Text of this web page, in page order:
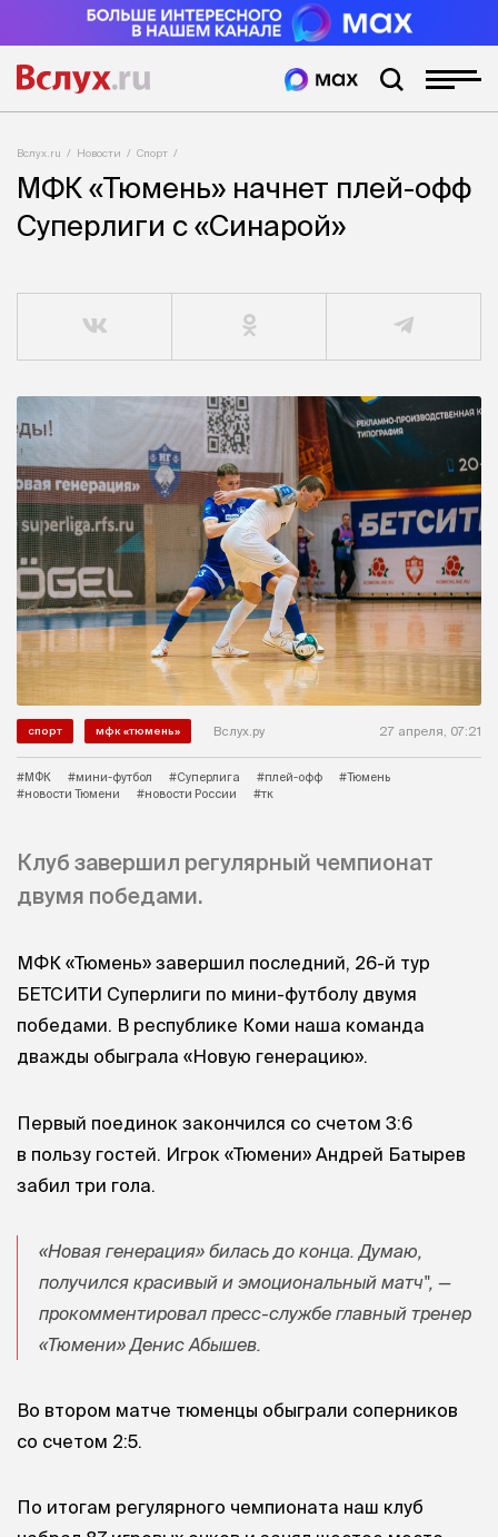
Вслух.ru Новости Спорт
МФК «Тюмень» начнет плей-офф
Суперлиги с «Синарой»
спорт мфк «тюмень» Вслух.ру 27 апреля, 07:21
#МФК #мини-футбол #Суперлига #плей-офф
#Тюмень
#новости Тюмени
#новости России #тк
Клуб завершил регулярный чемпионат
двумя победами.
МФК «Тюмень» завершил последний, 26-й тур
БЕТСИТИ Суперлиги по мини-футболу двумя
победами. В республике Коми наша команда
дважды обыграла «Новую генерацию».
Первый поединок закончился со счетом 3:6
в пользу гостей. Игрок «Тюмени» Андрей Батырев
забил три гола.
«Новая генерация» билась до конца. Думаю,
получился красивый и эмоциональный матч", —
прокомментировал пресс-службе главный тренер
«Тюмени» Денис Абышев.
Во втором матче тюменцы обыграли соперников
со счетом 2:5.
По итогам регулярного чемпионата наш клуб